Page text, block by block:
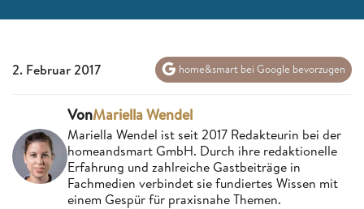
2. Februar 2017 home&smart bei Google bevorzugen
VonMariella Wendel
Mariella Wendel ist seit 2017 Redakteurin bei der
homeandsmart GmbH. Durch ihre redaktionelle
Erfahrung und zahlreiche Gastbeiträge in
Fachmedien verbindet sie fundiertes Wissen mit
einem Gespür für praxisnahe Themen.